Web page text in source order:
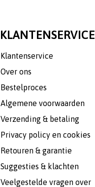
KLANTENSERVICE
Klantenservice
Over ons
Bestelproces
Algemene voorwaarden
Verzending & betaling
Privacy policy en cookies
Retouren & garantie
Suggesties & klachten
Veelgestelde vragen over